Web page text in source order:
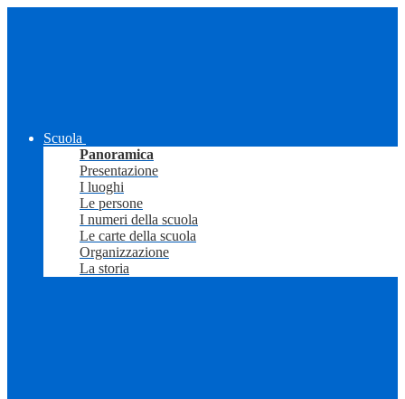
Scuola
Panoramica
Presentazione
I luoghi
Le persone
I numeri della scuola
Le carte della scuola
Organizzazione
La storia